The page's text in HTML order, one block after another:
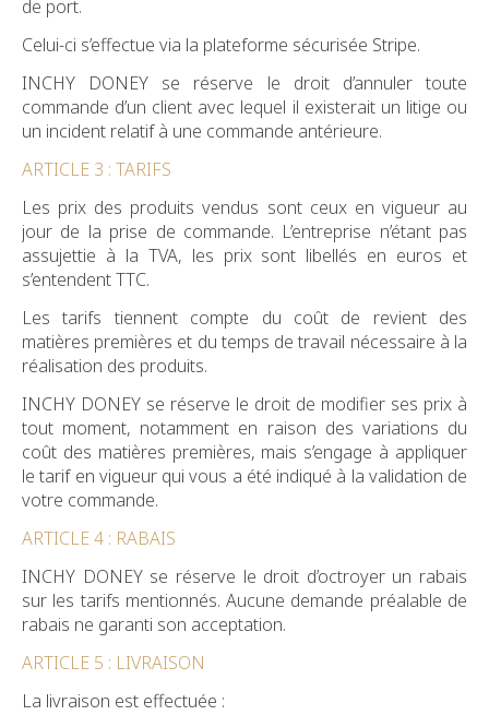
de port.
Celui-ci s’effectue via la plateforme sécurisée Stripe.
INCHY DONEY se réserve le droit d’annuler toute
commande d’un client avec lequel il existerait un litige ou
un incident relatif à une commande antérieure.
ARTICLE 3 : TARIFS
Les prix des produits vendus sont ceux en vigueur au
jour de la prise de commande. L’entreprise n’étant pas
assujettie à la TVA, les prix sont libellés en euros et
s’entendent TTC.
Les tarifs tiennent compte du coût de revient des
matières premières et du temps de travail nécessaire à la
réalisation des produits.
INCHY DONEY se réserve le droit de modifier ses prix à
tout moment, notamment en raison des variations du
coût des matières premières, mais s’engage à appliquer
le tarif en vigueur qui vous a été indiqué à la validation de
votre commande.
ARTICLE 4 : RABAIS
INCHY DONEY se réserve le droit d’octroyer un rabais
sur les tarifs mentionnés. Aucune demande préalable de
rabais ne garanti son acceptation.
ARTICLE 5 : LIVRAISON
La livraison est effectuée :